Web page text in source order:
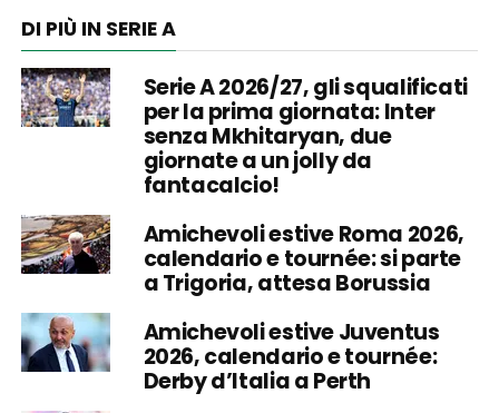
DI PIÙ IN SERIE A
Serie A 2026/27, gli squalificati
per la prima giornata: Inter
senza Mkhitaryan, due
giornate a un jolly da
fantacalcio!
Amichevoli estive Roma 2026,
calendario e tournée: si parte
a Trigoria, attesa Borussia
Amichevoli estive Juventus
2026, calendario e tournée:
Derby d’Italia a Perth